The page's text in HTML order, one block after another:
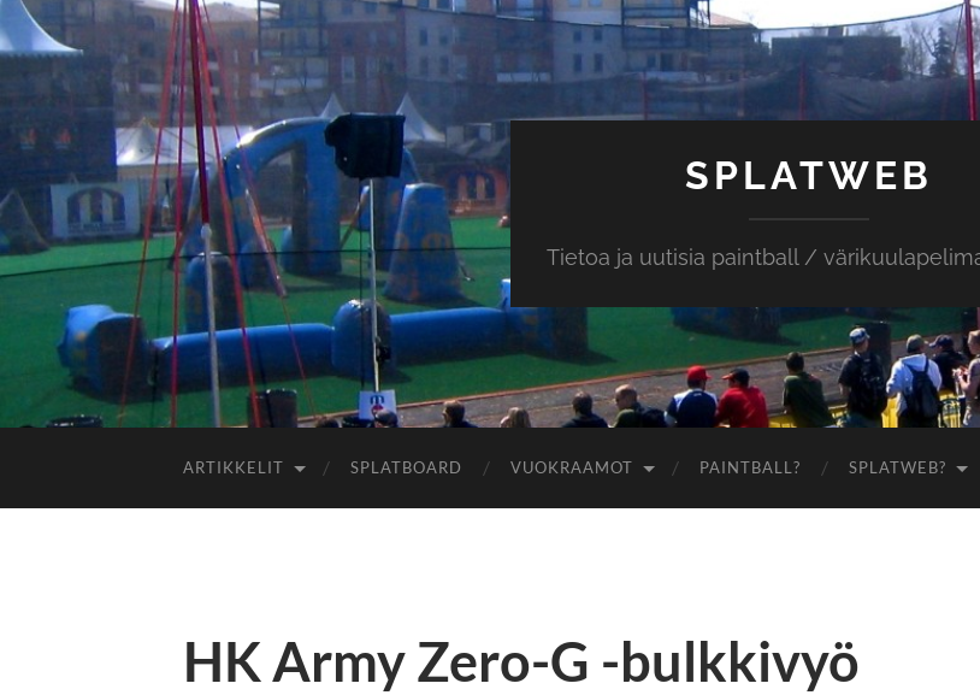
SPLATWEB
Tietoa ja uutisia paintball /
ARTIKKELIT SPLATBOARD VUOKRAAMOT PAINTBALL? SPLATWEB?
HK Army Zero-G -bulkkivyö